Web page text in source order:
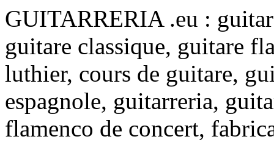
GUITARRERIA .eu :
guitare classique, guitare
luthier, cours de guitare,
espagnole, guitarreria,
flamenco de concert,